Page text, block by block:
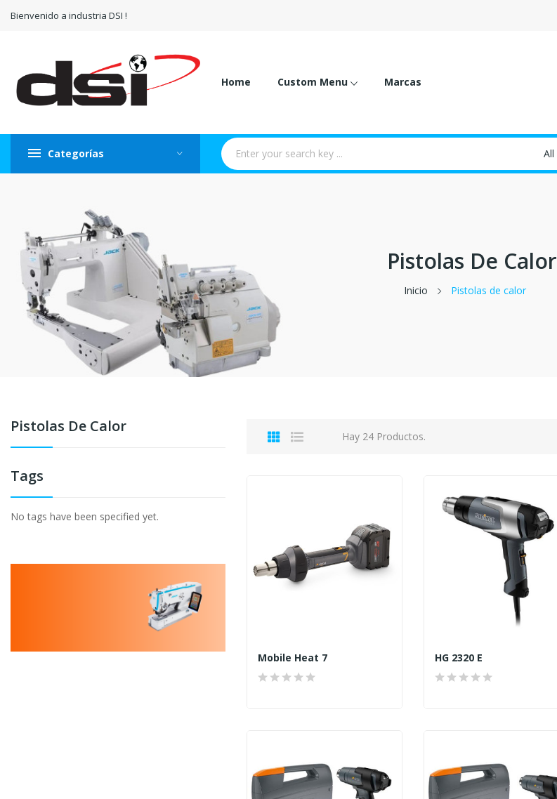
Bienvenido a industria DSI !
Home Custom Menu Marcas
Categorías
Pistolas De Calor
Inicio Pistolas de calor
Pistolas De Calor
Tags
No tags have been specified yet.
Hay 24 Productos.
Mobile Heat 7 HG 2320 E